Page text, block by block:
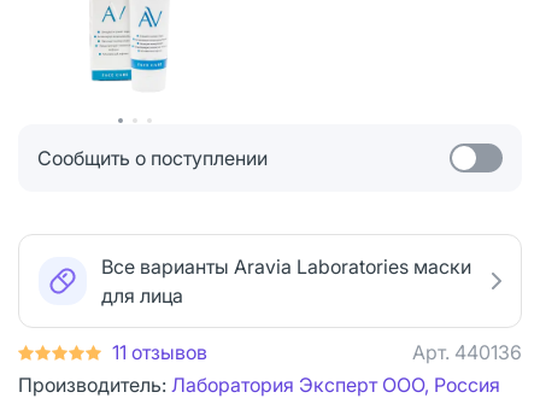
Сообщить о поступлении
Все варианты Aravia Laboratories маски
для лица
11 отзывов Арт. 440136
Производитель: Лаборатория Эксперт ООО, Россия